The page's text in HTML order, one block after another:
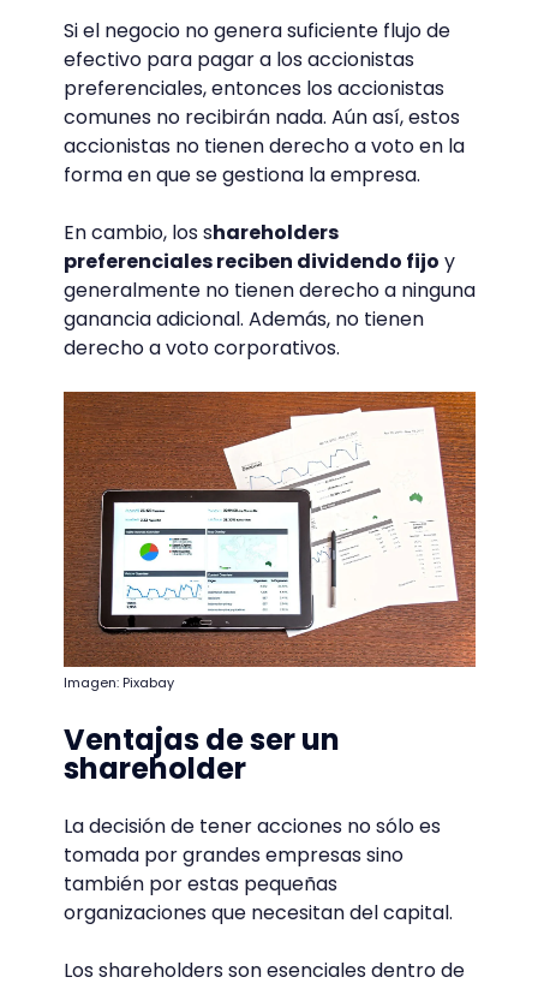
Si el negocio no genera suficiente flujo de
efectivo para pagar a los accionistas
preferenciales, entonces los accionistas
comunes no recibirán nada. Aún así, estos
accionistas no tienen derecho a voto en la
forma en que se gestiona la empresa.
En cambio, los shareholders
preferenciales reciben dividendo fijo y
generalmente no tienen derecho a ninguna
ganancia adicional. Además, no tienen
derecho a voto corporativos.
Imagen: Pixabay
Ventajas de ser un
shareholder
La decisión de tener acciones no sólo es
tomada por grandes empresas sino
también por estas pequeñas
organizaciones que necesitan del capital.
Los shareholders son esenciales dentro de